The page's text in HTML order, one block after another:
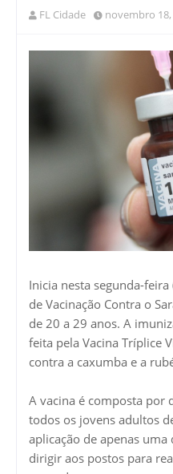
FL Cidade novembro 18,
Inicia nesta segunda-
de Vacinação Contra o
de 20 a 29 anos. A
feita pela Vacina Tríplice
contra a caxumba e a
A vacina é composta por
todos os jovens adultos
aplicação de apenas uma
dirigir aos postos para